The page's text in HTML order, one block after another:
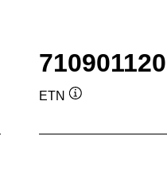
710901120
ETN